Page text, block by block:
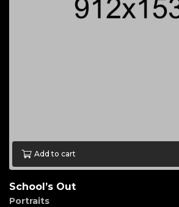
Add to cart
School’s Out
Portraits